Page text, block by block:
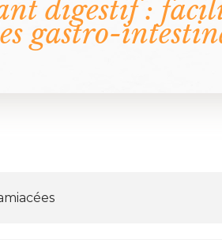
digestif :
gastro-